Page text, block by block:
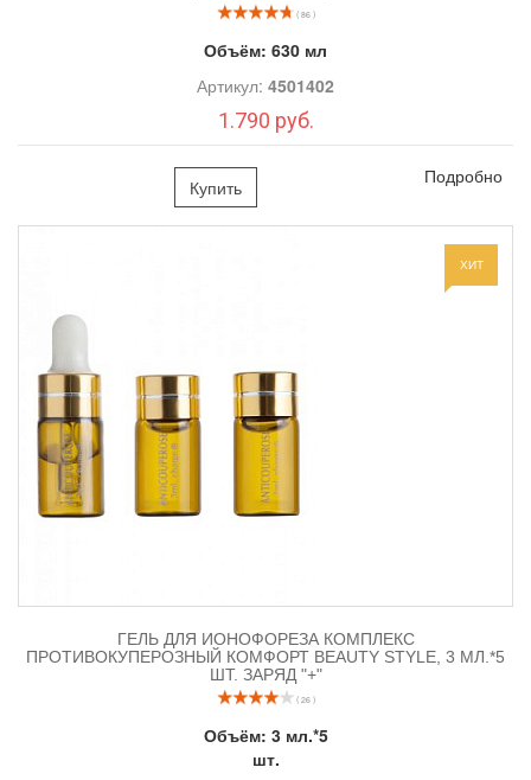
( 86 )
Объём: 630 мл
Артикул: 4501402
1.790 руб.
Купить Подробно
ХИТ
ГЕЛЬ ДЛЯ ИОНОФОРЕЗА КОМПЛЕКС
ПРОТИВОКУПЕРОЗНЫЙ КОМФОРТ BEAUTY STYLE, 3 МЛ.*5
ШТ. ЗАРЯД "+"
( 26 )
Объём: 3 мл.*5
шт.